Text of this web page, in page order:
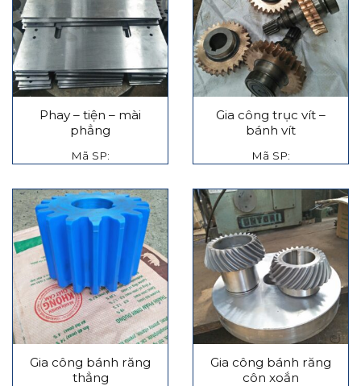
Phay – tiện – mài
phẳng
Mã SP:
Gia công trục vít –
bánh vít
Mã SP:
Gia công bánh răng
thẳng
Gia công bánh răng
côn xoắn